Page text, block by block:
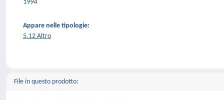
1994
Appare nelle tipologie:
5.12 Altro
File in questo prodotto: